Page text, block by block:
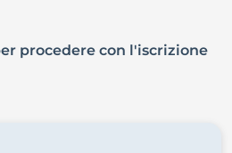
procedere con l'iscrizione